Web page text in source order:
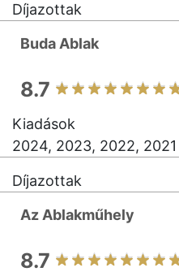
Díjazottak
Buda Ablak
8.7
Kiadások
2024, 2023, 2022, 2021
Díjazottak
Az Ablakműhely
8.7